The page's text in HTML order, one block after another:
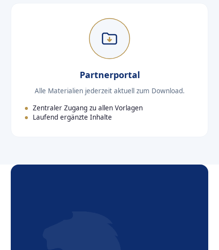
Partnerportal
Alle Materialien jederzeit aktuell zum Download.
Zentraler Zugang zu allen Vorlagen
Laufend ergänzte Inhalte